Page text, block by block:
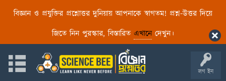
বিজ্ঞান ও প্রযুক্তির প্রশ্নোত্তর দুনিয়ায় আপনাকে স্বাগতম! প্রশ্ন-উত্তর দিয়ে
জিতে নিন পুরস্কার, বিস্তারিত এখানেদেখুন।
লগ ইন